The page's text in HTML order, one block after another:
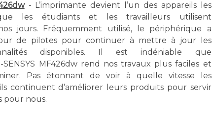
- L’imprimante devient l’un des appareils les
les étudiants et les travailleurs utilisent
jours. Fréquemment utilisé, le périphérique a
de pilotes pour continuer à mettre à jour les
disponibles. Il est indéniable que
SENSYS MF426dw rend nos travaux plus faciles et
Pas étonnant de voir à quelle vitesse les
continuent d’améliorer leurs produits pour servir
pour nous.